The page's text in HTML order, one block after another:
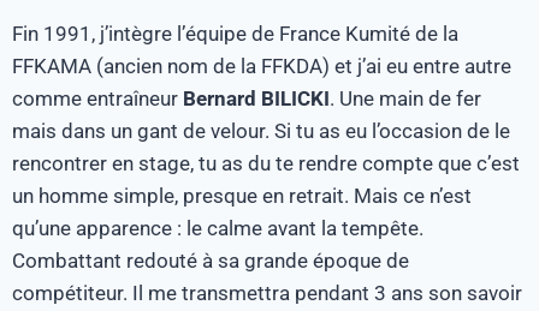
Fin 1991, j’intègre l’équipe de France Kumité de la
FFKAMA (ancien nom de la FFKDA) et j’ai eu entre autre
comme entraîneur Bernard BILICKI. Une main de fer
mais dans un gant de velour. Si tu as eu l’occasion de le
rencontrer en stage, tu as du te rendre compte que c’est
un homme simple, presque en retrait. Mais ce n’est
qu’une apparence : le calme avant la tempête.
Combattant redouté à sa grande époque de
compétiteur. Il me transmettra pendant 3 ans son savoir